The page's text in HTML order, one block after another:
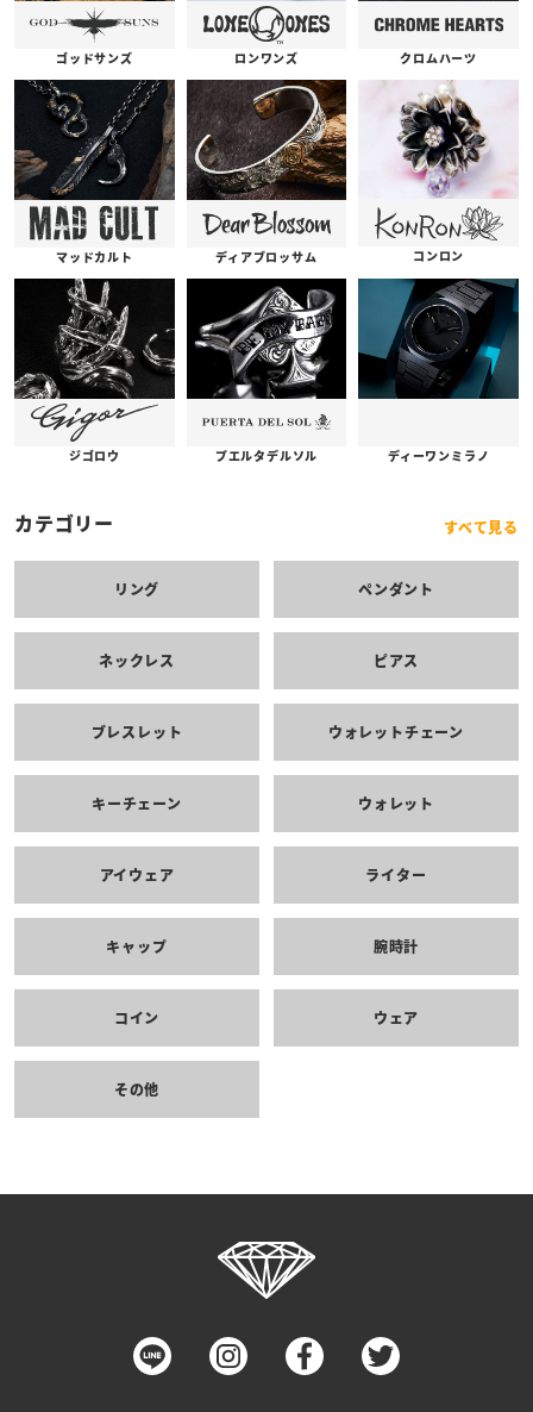
ゴッドサンズ ロンワンズ クロムハーツ
マッドカルト ディアブロッサム コンロン
ジゴロウ プエルタデルソル ディーワンミラノ
カテゴリー すべて見る
リング ペンダント
ネックレス ピアス
ブレスレット ウォレットチェーン
キーチェーン ウォレット
アイウェア ライター
キャップ 腕時計
コイン ウェア
その他